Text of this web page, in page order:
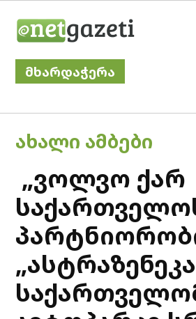
მხარდაჭერა
POSTED
ᲐᲮᲐᲚᲘ ᲐᲛᲑᲔᲑᲘ
„ვოლვო ქარ
„ასტრაზენეკა